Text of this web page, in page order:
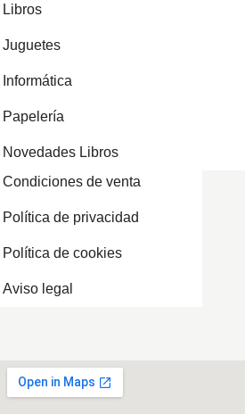
Libros
Juguetes
Informática
Papelería
Novedades Libros
Condiciones de venta
Política de privacidad
Política de cookies
Aviso legal